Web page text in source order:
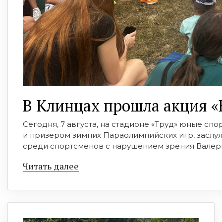
В Клинцах прошла акция
Сегодня, 7 августа, на стадионе «Труд» юные
и призером зимних Параолимпийских игр,
среди спортсменов с нарушением зрения
Читать далее